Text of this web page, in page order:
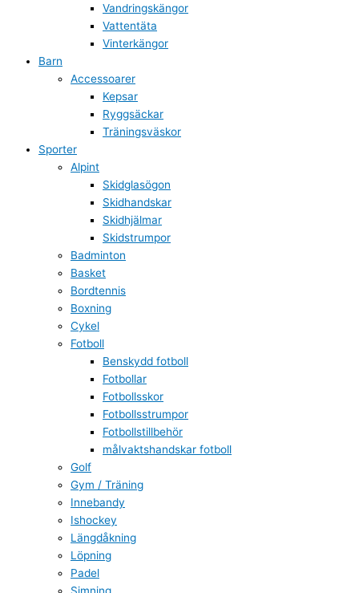
Vandringskängor
Vattentäta
Vinterkängor
Barn
Accessoarer
Kepsar
Ryggsäckar
Träningsväskor
Sporter
Alpint
Skidglasögon
Skidhandskar
Skidhjälmar
Skidstrumpor
Badminton
Basket
Bordtennis
Boxning
Cykel
Fotboll
Benskydd fotboll
Fotbollar
Fotbollsskor
Fotbollsstrumpor
Fotbollstillbehör
målvaktshandskar fotboll
Golf
Gym / Träning
Innebandy
Ishockey
Längdåkning
Löpning
Padel